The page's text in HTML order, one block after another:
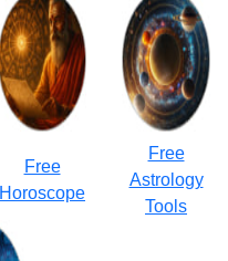
Free
Horoscope
Free
Astrology
Tools